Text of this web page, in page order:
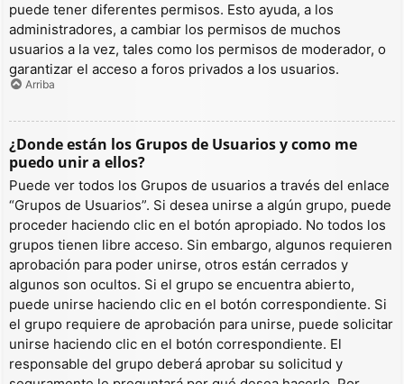
puede tener diferentes permisos. Esto ayuda, a los
administradores, a cambiar los permisos de muchos
usuarios a la vez, tales como los permisos de moderador, o
garantizar el acceso a foros privados a los usuarios.
Arriba
¿Donde están los Grupos de Usuarios y como me
puedo unir a ellos?
Puede ver todos los Grupos de usuarios a través del enlace
“Grupos de Usuarios”. Si desea unirse a algún grupo, puede
proceder haciendo clic en el botón apropiado. No todos los
grupos tienen libre acceso. Sin embargo, algunos requieren
aprobación para poder unirse, otros están cerrados y
algunos son ocultos. Si el grupo se encuentra abierto,
puede unirse haciendo clic en el botón correspondiente. Si
el grupo requiere de aprobación para unirse, puede solicitar
unirse haciendo clic en el botón correspondiente. El
responsable del grupo deberá aprobar su solicitud y